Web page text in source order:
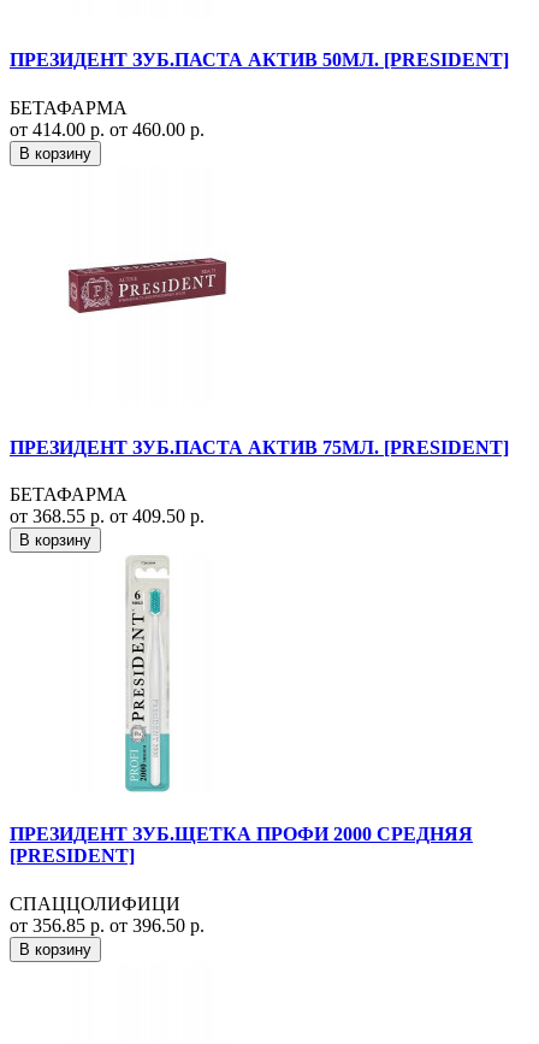
ПРЕЗИДЕНТ ЗУБ.ПАСТА АКТИВ 50МЛ. [PRESIDENT]
БЕТАФАРМА
от 414.00 р. от 460.00 р.
В корзину
ПРЕЗИДЕНТ ЗУБ.ПАСТА АКТИВ 75МЛ. [PRESIDENT]
БЕТАФАРМА
от 368.55 р. от 409.50 р.
В корзину
ПРЕЗИДЕНТ ЗУБ.ЩЕТКА ПРОФИ 2000 СРЕДНЯЯ
[PRESIDENT]
СПАЦЦОЛИФИЦИ
от 356.85 р. от 396.50 р.
В корзину